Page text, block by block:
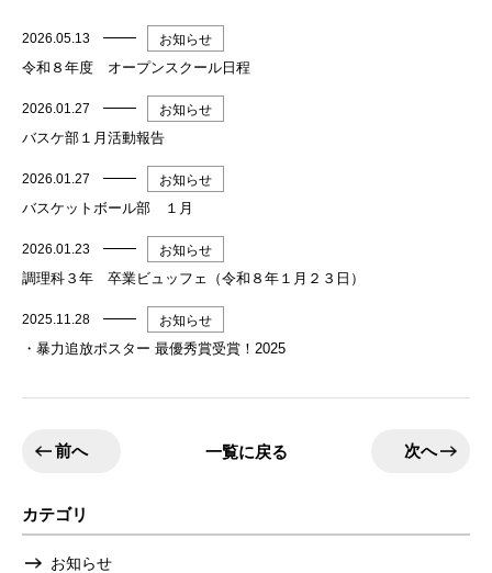
2026.05.13 お知らせ
令和８年度 オープンスクール日程
2026.01.27 お知らせ
バスケ部１月活動報告
2026.01.27 お知らせ
バスケットボール部 １月
2026.01.23 お知らせ
調理科３年 卒業ビュッフェ（令和８年１月２３日）
2025.11.28 お知らせ
・暴力追放ポスター 最優秀賞受賞！2025
前へ 一覧に戻る 次へ
カテゴリ
お知らせ